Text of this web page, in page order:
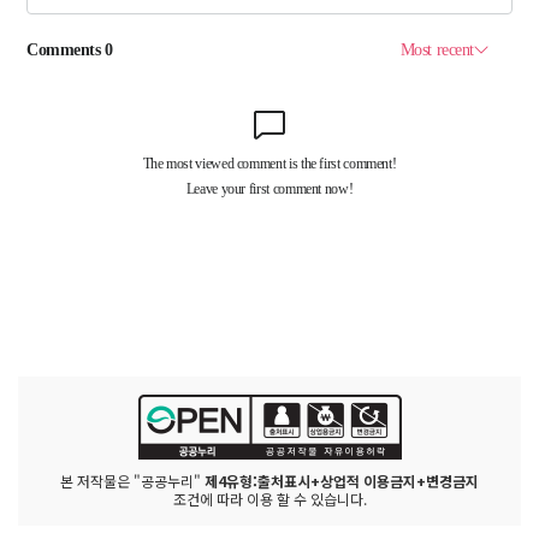
본 저작물은 "공공누리" 제4유형:출처표시+상업적 이용금지+변경금지
조건에 따라 이용 할 수 있습니다.